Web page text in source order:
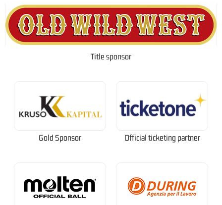
Title sponsor
Gold Sponsor Official ticketing partner